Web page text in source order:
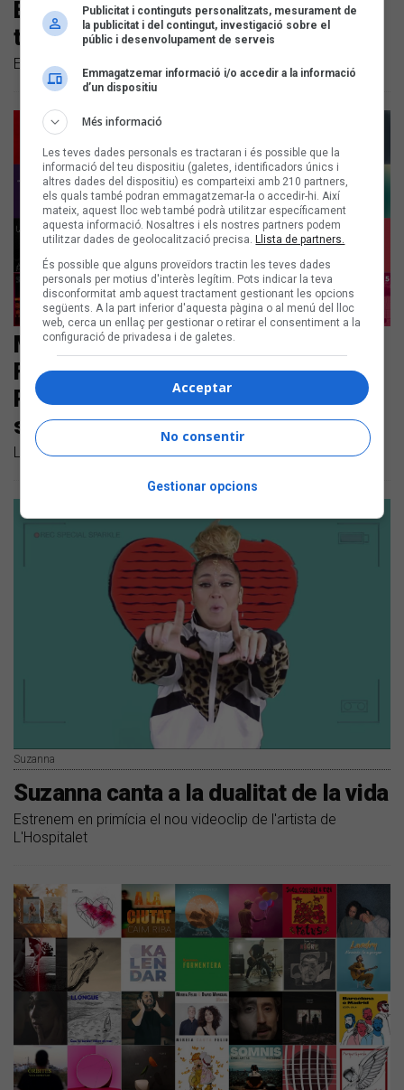
El Sona9 d'iCat acaba a la
temporada amb Suzanna
El programa s'emet aquesta nit, a les 22h
Montse Castellà amb Lluís Llach, La
Fúmiga, Marcel i Júlia o Pemi
Rovirosa entre les novetats de la
setmana
Llistem els nous llançaments en català dels darrers dies
Suzanna
Suzanna canta a la dualitat de la vida
Estrenem en primícia el nou videoclip de l'artista de
L'Hospitalet
Publicitat i continguts personalitzats, mesurament de
la publicitat i del contingut, investigació sobre el
públic i desenvolupament de serveis
Emmagatzemar informació i/o accedir a la informació
d’un dispositiu
Més informació
Les teves dades personals es tractaran i és possible que la
informació del teu dispositiu (galetes, identificadors únics i
altres dades del dispositiu) es comparteixi amb 210 partners,
els quals també podran emmagatzemar-la o accedir-hi. Així
mateix, aquest lloc web també podrà utilitzar específicament
aquesta informació. Nosaltres i els nostres partners podem
utilitzar dades de geolocalització precisa. Llista de partners.
És possible que alguns proveïdors tractin les teves dades
personals per motius d'interès legítim. Pots indicar la teva
disconformitat amb aquest tractament gestionant les opcions
següents. A la part inferior d'aquesta pàgina o al menú del lloc
web, cerca un enllaç per gestionar o retirar el consentiment a la
configuració de privadesa i de galetes.
Acceptar
No consentir
Gestionar opcions